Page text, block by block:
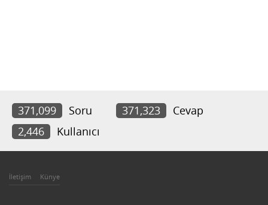
371,099 Soru 371,323
Cevap
2,446
Kullanıcı
İletişim Künye